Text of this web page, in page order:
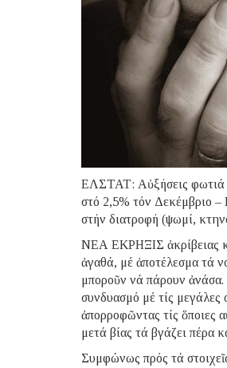
ΕΛΣΤΑΤ: Αὐξήσεις φωτιά
στό 2,5% τόν Δεκέμβριο
στήν διατροφή (ψωμί,
ΝΕΑ ΕΚΡΗΞΙΣ ἀκρίβειας
ἀγαθά, μέ ἀποτέλεσμα τά
μποροῦν νά πάρουν ἀνάσα.
συνδυασμό μέ τίς μεγάλες
ἀπορροφῶντας τίς ὅποιες
μετά βίας τά βγάζει πέρα
Συμφώνως πρός τά